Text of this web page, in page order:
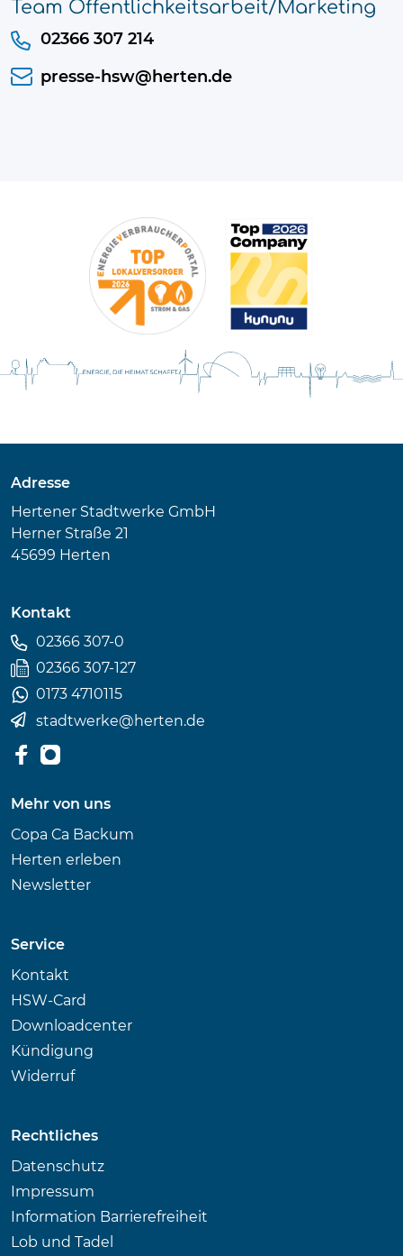
Team Öffentlichkeitsarbeit/Marketing
02366 307 214
presse-hsw@herten.de
Adresse
Hertener Stadtwerke GmbH
Herner Straße 21
45699 Herten
Kontakt
02366 307-0
02366 307-127
0173 4710115
stadtwerke@herten.de
Mehr von uns
Copa Ca Backum
Herten erleben
Newsletter
Service
Kontakt
HSW-Card
Downloadcenter
Kündigung
Widerruf
Rechtliches
Datenschutz
Impressum
Information Barrierefreiheit
Lob und Tadel